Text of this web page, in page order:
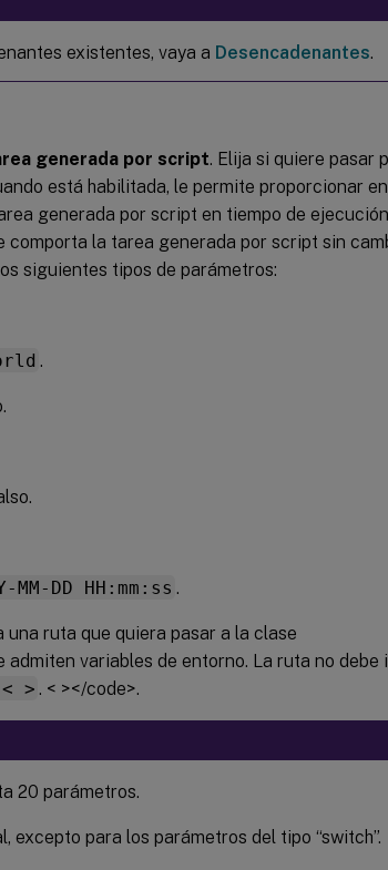
existentes, vaya a Desencadenantes.
generada por script. Elija si quiere pasar
está habilitada, le permite proporcionar
generada por script en tiempo de
comporta la tarea generada por script sin
siguientes tipos de parámetros:
.
MM-DD HH:mm:ss .
una ruta que quiera pasar a la clase
admiten variables de entorno. La ruta no debe
> . < ></code>.
20 parámetros.
excepto para los parámetros del tipo “switch”.